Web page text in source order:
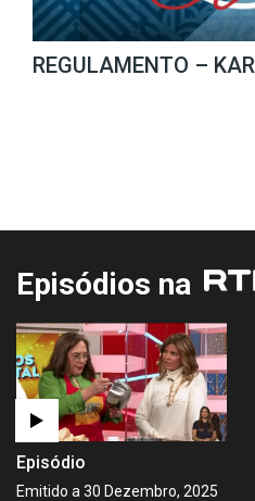
REGULAMENTO –
Episódios na
Episódio
Emitido a 30 Dezembro, 2025